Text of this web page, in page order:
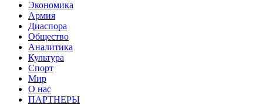
Экономика
Армия
Диаспора
Общество
Аналитика
Культура
Спорт
Мир
О нас
ПАРТНЕРЫ